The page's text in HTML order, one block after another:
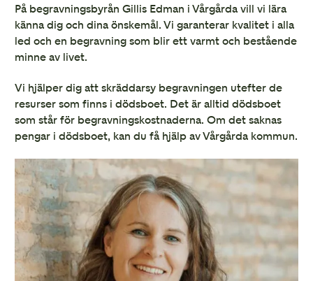
På begravningsbyrån Gillis Edman i Vårgårda vill vi lära
känna dig och dina önskemål. Vi garanterar kvalitet i alla
led och en begravning som blir ett varmt och bestående
minne av livet.
Vi hjälper dig att skräddarsy begravningen utefter de
resurser som finns i dödsboet. Det är alltid dödsboet
som står för begravningskostnaderna. Om det saknas
pengar i dödsboet, kan du få hjälp av Vårgårda kommun.